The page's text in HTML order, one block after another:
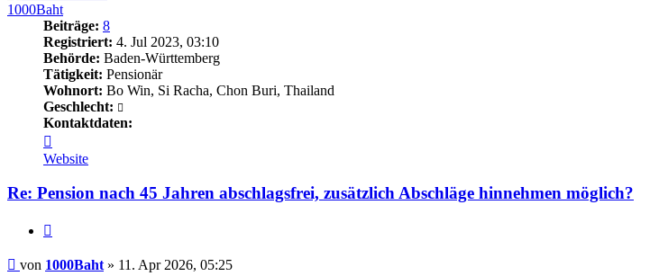
1000Baht
Beiträge: 8
Registriert: 4. Jul 2023, 03:10
Behörde: Baden-Württemberg
Tätigkeit: Pensionär
Wohnort: Bo Win, Si Racha, Chon Buri, Thailand
Geschlecht:
Kontaktdaten:
von
1000Baht
Website
Re: Pension nach 45 Jahren abschlagsfrei, zusätzlich Abschläge hinnehmen möglich?
Beitrag
von 1000Baht » 11. Apr 2026, 05:25